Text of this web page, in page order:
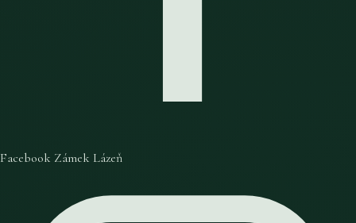
Facebook Zámek Lázeň